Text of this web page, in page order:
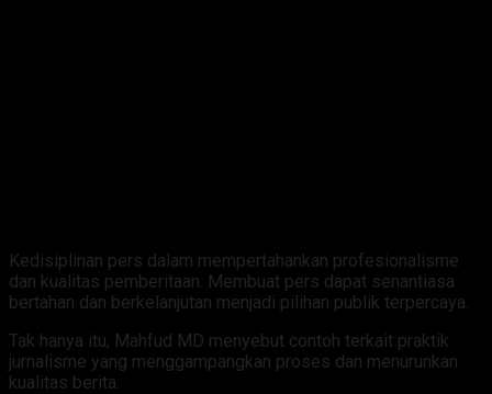
Kedisiplinan pers dalam mempertahankan profesionalisme
dan kualitas pemberitaan. Membuat pers dapat senantiasa
bertahan dan berkelanjutan menjadi pilihan publik terpercaya.
Tak hanya itu, Mahfud MD menyebut contoh terkait praktik
jurnalisme yang menggampangkan proses dan menurunkan
kualitas berita.